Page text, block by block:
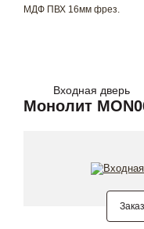
МДФ ПВХ 16мм фрез.
Входная дверь
Монолит